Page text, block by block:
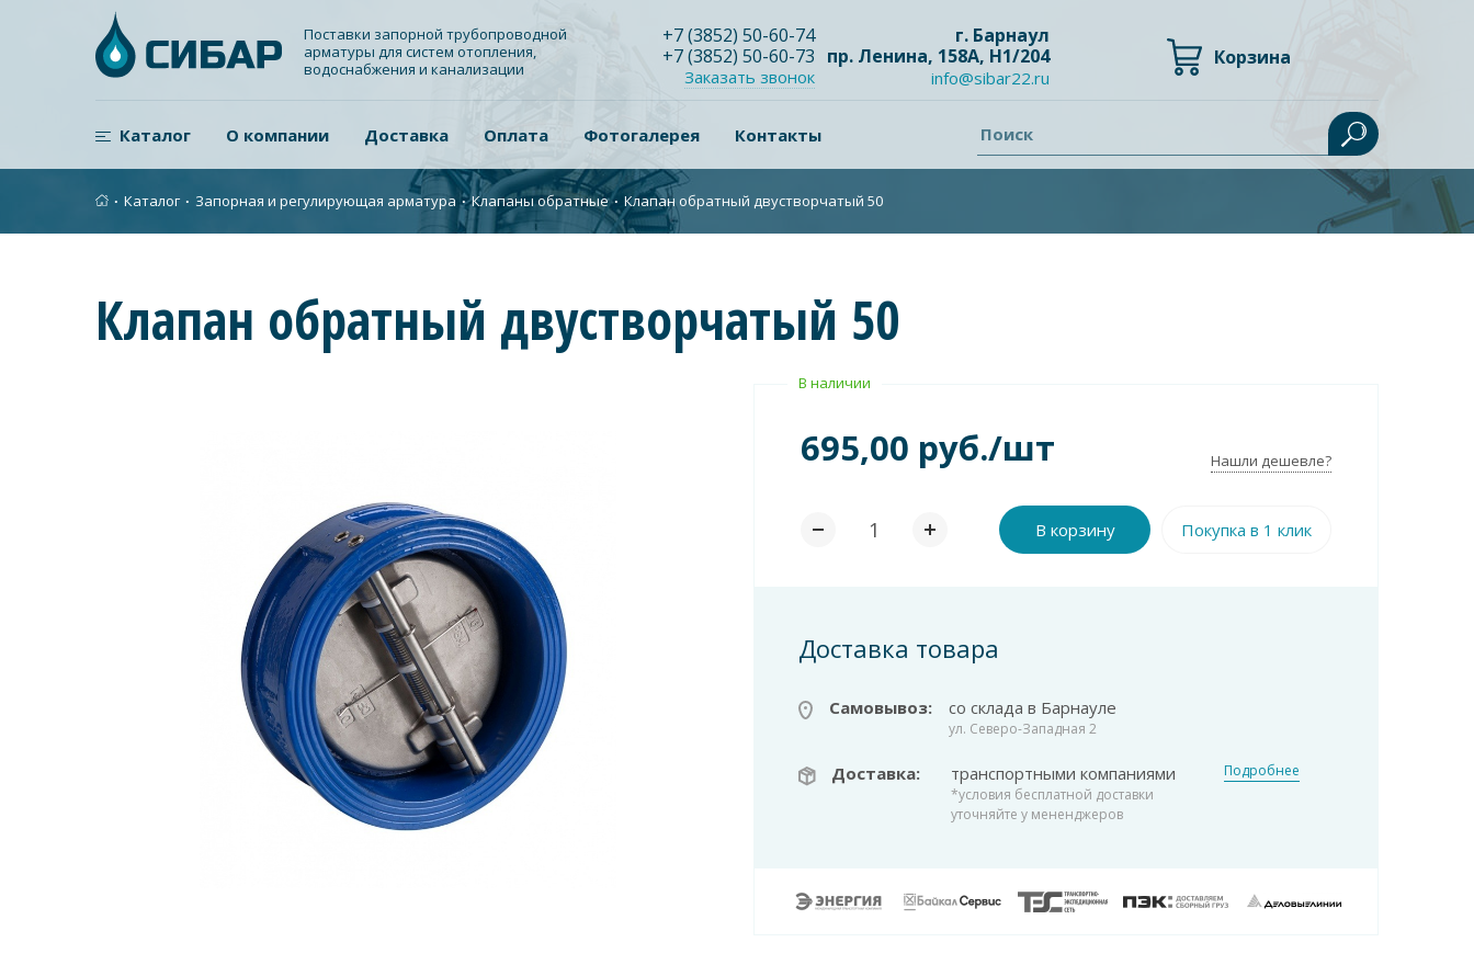
Поставки запорной трубопроводной
арматуры для систем отопления,
водоснабжения и канализации
+7(3852) 50-60-74
+7(3852) 50-60-73
Заказать звонок
г. Барнаул
пр. Ленина, 158А, Н1/204
info@sibar22.ru
Корзина
Каталог О компании Доставка Оплата Фотогалерея Контакты Поиск
∙ Каталог ∙ Запорная и регулирующая арматура ∙Клапаны обратные ∙ Клапан обратный двустворчатый 50
Клапан обратный двустворчатый 50
В наличии
695,00 руб./шт Нашли дешевле?
В корзину Покупка в 1 клик
Доставка товара
Самовывоз: со склада в Барнауле
ул. Северо-Западная 2
Доставка: транспортными компаниями
*условия бесплатной доставки
уточняйте у мененджеров
Подробнее